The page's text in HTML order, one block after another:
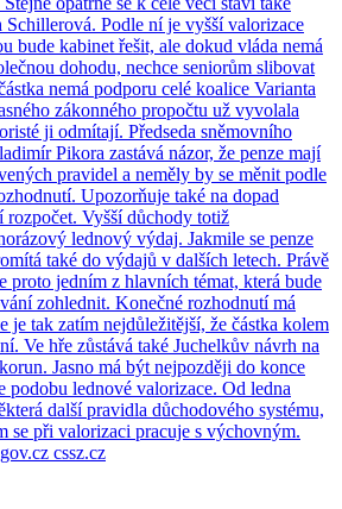
Podle ní je vyšší valorizace
bude kabinet řešit, ale dokud vláda nemá
dohodu, nechce seniorům slibovat
nemá podporu celé koalice Varianta
zákonného propočtu už vyvolala
ji odmítají. Předseda sněmovního
Pikora zastává názor, že penze mají
pravidel a neměly by se měnit podle
Upozorňuje také na dopad
rozpočet. Vyšší důchody totiž
lednový výdaj. Jakmile se penze
také do výdajů v dalších letech. Právě
proto jedním z hlavních témat, která bude
zohlednit. Konečné rozhodnutí má
je tak zatím nejdůležitější, že částka kolem
Ve hře zůstává také Juchelkův návrh na
Jasno má být nejpozději do konce
podobu lednové valorizace. Od ledna
další pravidla důchodového systému,
se při valorizaci pracuje s výchovným.
cssz.cz